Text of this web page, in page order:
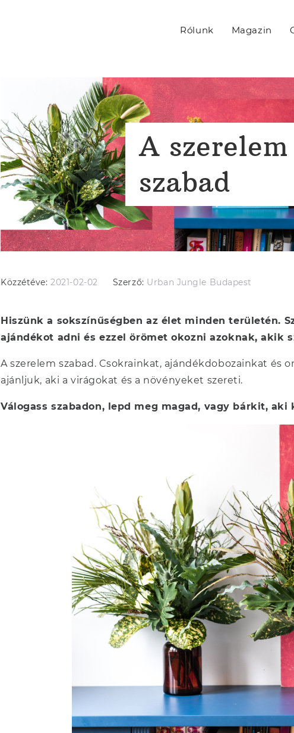
Rólunk Magazin
A szerelem
szabad
Közzétéve:2021-02-02 Szerző: Urban Jungle Budapest
Hiszünk a sokszínűségben az élet minden területén.
ajándékot adni és ezzel örömet okozni azoknak, akik
A szerelem szabad. Csokrainkat, ajándékdobozainkat
ajánljuk, aki a virágokat és a növényeket szereti.
Válogass szabadon, lepd meg magad, vagy bárkit, aki